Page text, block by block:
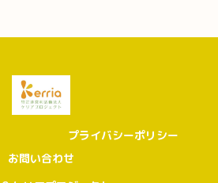
プライバシーポリシー
お問い合わせ